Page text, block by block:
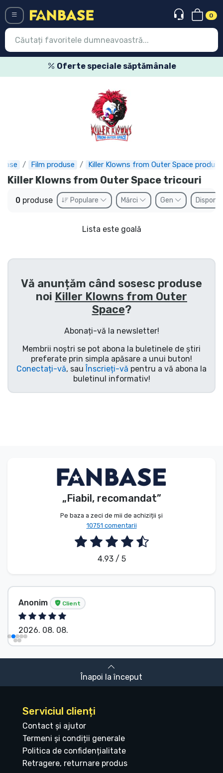
0
Oferte speciale săptămânale
Film produse Killer Klowns from Outer Space produse
Killer Klowns from Outer Space tricouri
0 produse Populare Mărci Gen
Lista este goală
Vă anunțăm când sosesc produse
noi Killer Klowns from Outer
Space?
Abonați-vă la newsletter!
Membrii noștri se pot abona la buletinele de știri
preferate prin simpla apăsare a unui buton!
Conectați-vă, sau Înscrieți-vă pentru a vă abona la
buletinul informativ!
„Fiabil, recomandat”
Pe baza a zeci de mii de achiziții și
10751 comentarii
4.93 / 5
Anonim Client
2026. 08. 08.
Înapoi la început
Serviciul clienți
Contact și ajutor
Termeni și condiții generale
Politica de confidențialitate
Retragere, returnare produs
Expres
Precomenzi
Outlet produse
Transport și plată
Sortare după serie
Sortare după filme
Sortare după desene animate
Sortare după jocuri